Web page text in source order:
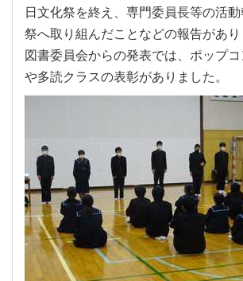
日文化祭を終え、専門委員長等の活
祭へ取り組んだことなどの報告があ
図書委員会からの発表では、ポップ
や多読クラスの表彰がありました。